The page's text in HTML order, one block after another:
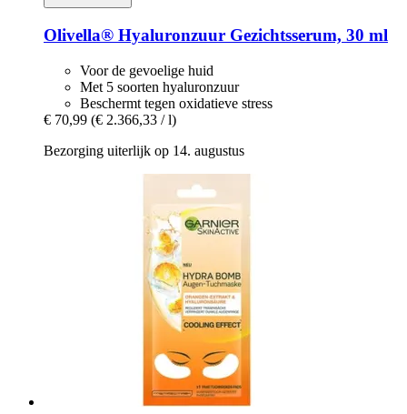
Olivella® Hyaluronzuur Gezichtsserum, 30 ml
Voor de gevoelige huid
Met 5 soorten hyaluronzuur
Beschermt tegen oxidatieve stress
€ 70,99 (€ 2.366,33 / l)
Bezorging uiterlijk op 14. augustus